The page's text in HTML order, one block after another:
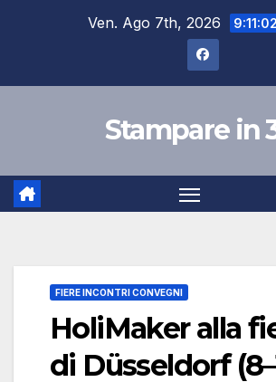
Ven. Ago 7th, 2026
Stampare in
FIERE INCONTRI CONVEGNI
HoliMaker alla
di Düsseldorf